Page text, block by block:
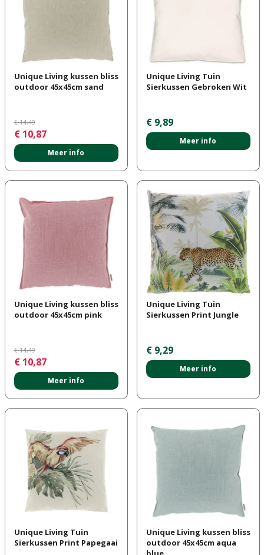
Unique Living kussen bliss
outdoor 45x45cm sand
€ 14,49
€ 10,87
Meer info
Unique Living Tuin
Sierkussen Gebroken Wit
€ 9,89
Meer info
Unique Living kussen bliss
outdoor 45x45cm pink
€ 14,49
€ 10,87
Meer info
Unique Living Tuin
Sierkussen Print Jungle
€ 9,29
Meer info
Unique Living Tuin
Sierkussen Print Papegaai
Unique Living kussen bliss
outdoor 45x45cm aqua